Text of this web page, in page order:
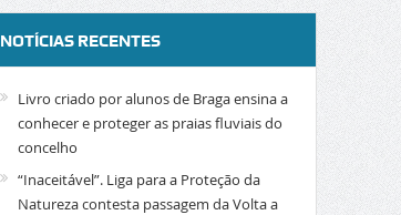
NOTÍCIAS RECENTES
Livro criado por alunos de Braga ensina a
conhecer e proteger as praias fluviais do
concelho
“Inaceitável”. Liga para a Proteção da
Natureza contesta passagem da Volta a